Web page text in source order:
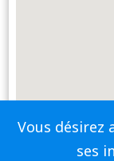
Vous désirez
ses